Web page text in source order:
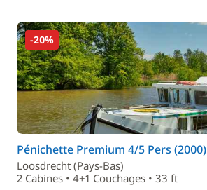
-20%
Pénichette Premium 4/5 Pers (2000)
Loosdrecht (Pays-Bas)
2 Cabines • 4+1 Couchages • 33 ft